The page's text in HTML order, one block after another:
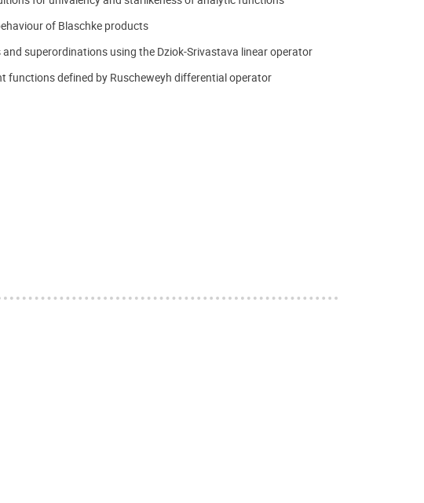
of Blaschke products
superordinations using the Dziok-Srivastava linear operator
functions defined by Ruscheweyh differential operator